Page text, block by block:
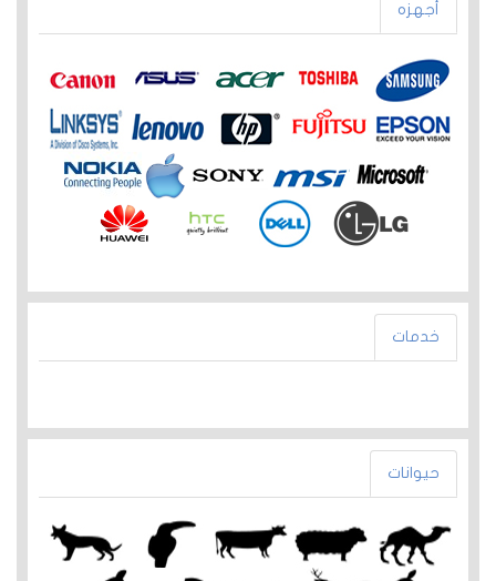
أجهزه
خدمات
حيوانات